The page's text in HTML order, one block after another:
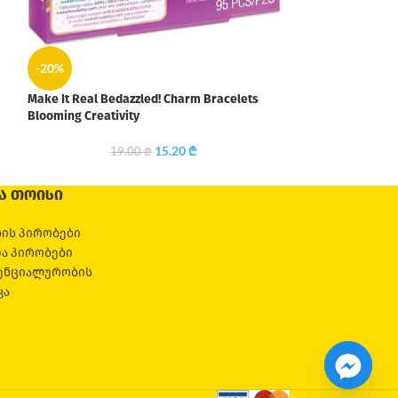
-20%
Make It Real Bedazzled! Charm Bracelets
Blooming Creativity
19.00₾ 15.20₾
ᲗᲝᲘᲡᲘ
პირობები
პირობები